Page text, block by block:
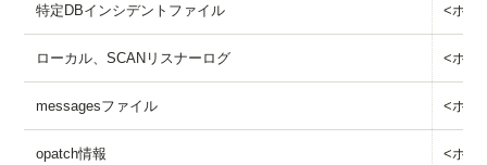
特定DBインシデントファイル <ホス
ローカル、SCANリスナーログ <ホス
messagesファイル <ホス
opatch情報 <ホス